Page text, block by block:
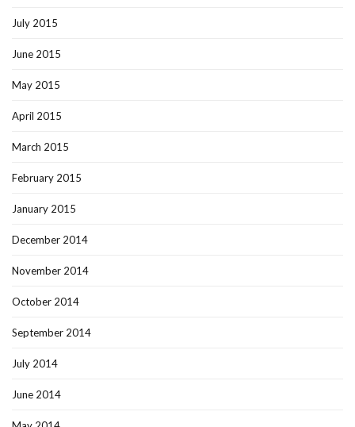
July 2015
June 2015
May 2015
April 2015
March 2015
February 2015
January 2015
December 2014
November 2014
October 2014
September 2014
July 2014
June 2014